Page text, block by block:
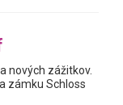
nových zážitkov.
zámku Schloss